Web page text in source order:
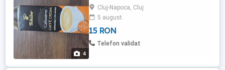
4
sunt capsulele. Pachetul contine toate
capsulele. Nu le am folosit pentru ca am
un espresor care are alfel de capsule. Vi- l
vand cu mare drag.
Cluj-Napoca, Cluj
5 august
15 RON
Telefon validat